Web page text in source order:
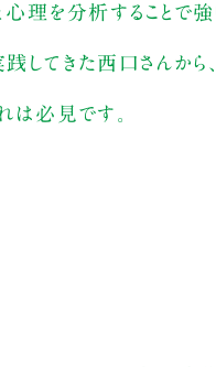
理を分析することで
してきた西口さんか
は必見です。